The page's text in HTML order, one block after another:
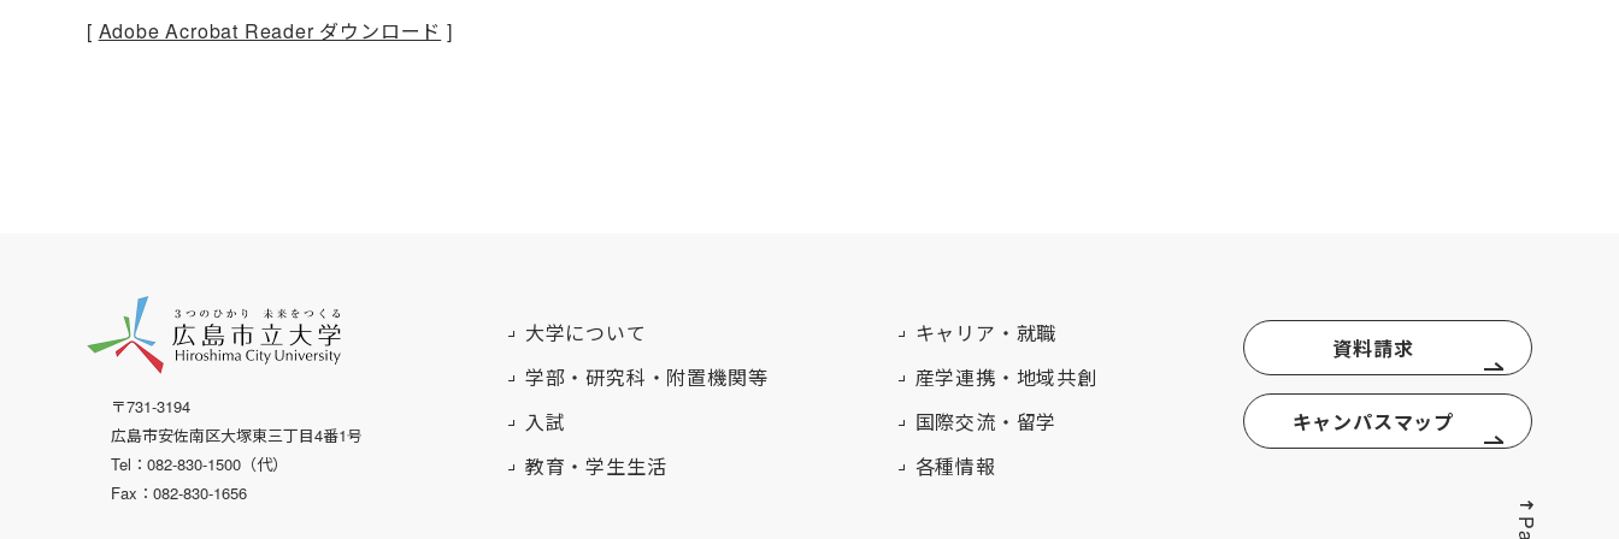
[ Adobe Acrobat Reader ダウンロード ]
〒731-3194
広島市安佐南区大塚東三丁目4番1号
Tel：082-830-1500（代）
Fax：082-830-1656
大学について
学部・研究科・附置機関等
入試
教育・学生生活
キャリア・就職
産学連携・地域共創
国際交流・留学
各種情報
資料請求
キャンパスマップ